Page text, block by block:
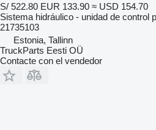
S/ 522.80 EUR 133.90 ≈ USD 154.70
Sistema hidráulico - unidad de control
21735103
Estonia, Tallinn
TruckParts Eesti OÜ
Contacte con el vendedor